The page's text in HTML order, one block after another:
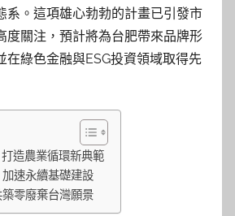
系。這項雄心勃勃的計畫已引發市
度關注，預計將為台肥帶來品牌形
在綠色金融與ESG投資領域取得先
造農業循環新典範
速永續基礎建設
零廢棄台灣願景